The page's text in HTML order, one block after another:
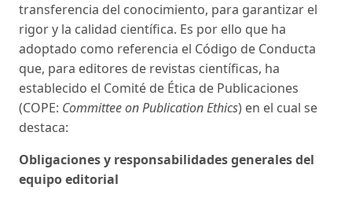
transferencia del conocimiento, para garantizar el
rigor y la calidad científica. Es por ello que ha
adoptado como referencia el Código de Conducta
que, para editores de revistas científicas, ha
establecido el Comité de Ética de Publicaciones
(COPE: Committee on Publication Ethics) en el cual se
destaca:
Obligaciones y responsabilidades generales del
equipo editorial